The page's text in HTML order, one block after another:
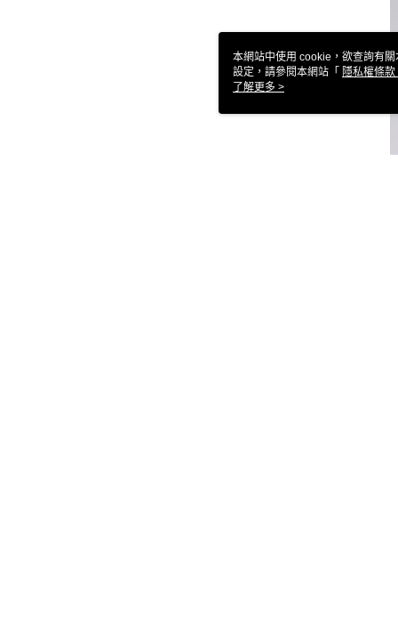
本網站中使用 cookie，欲查詢有
設定，請參閱本網站「 隱私權條款
使用 cookie。
了解更多 >